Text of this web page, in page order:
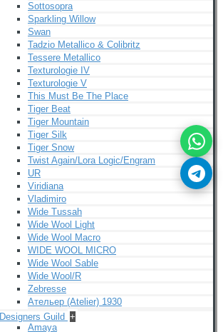
Sottosopra
Sparkling Willow
Swan
Tadzio Metallico & Colibritz
Tessere Metallico
Texturologie IV
Texturologie V
This Must Be The Place
Tiger Beat
Tiger Mountain
Tiger Silk
Tiger Snow
Twist Again/Lora Logic/Engram
UR
Viridiana
Vladimiro
Wide Tussah
Wide Wool Light
Wide Wool Macro
WIDE WOOL MICRO
Wide Wool Sable
Wide Wool/R
Zebresse
Ательер (Atelier) 1930
Designers Guild +
Amaya